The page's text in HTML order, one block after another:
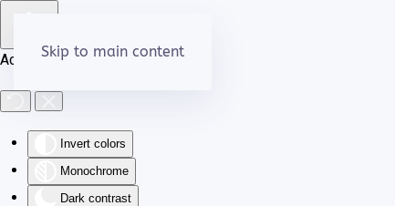
Accessibility Tools
Invert colors
Monochrome
Dark contrast
Skip to main content